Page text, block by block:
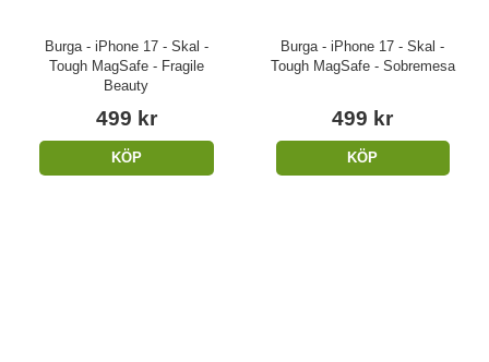
Burga - iPhone 17 - Skal -
Tough MagSafe - Fragile
Beauty
499 kr
KÖP
Burga - iPhone 17 - Skal -
Tough MagSafe - Sobremesa
499 kr
KÖP